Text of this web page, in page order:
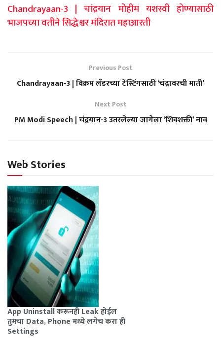
Chandrayaan-3 | चांद्रयान मोहीम यशस्वी होण्यासाठी
भाजपच्या वतीने सिद्धेश्वर मंदिरात महाआरती
Previous Post
Chandrayaan-3 | विक्रम लँडरच्या टेस्टिंगसाठी ‘चंद्रावरची माती’
Next Post
PM Modi Speech | चंद्रयान-3 उतरलेल्या जागेला ‘शिवशक्ती’ नाव
Web Stories
App Uninstall करूनही Leak होईल
तुमचा Data, Phone मध्ये लगेच करा ही
Settings